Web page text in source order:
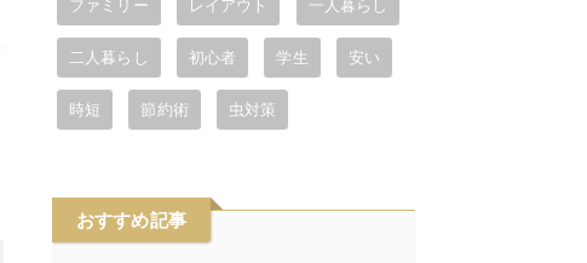
ファミリー レイアウト 一人暮らし
二人暮らし 初心者 学生 安い
時短 節約術 虫対策
おすすめ記事